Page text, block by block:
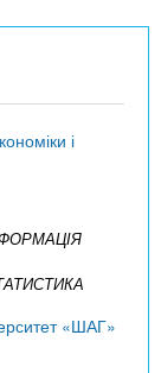
і
«ШАГ»